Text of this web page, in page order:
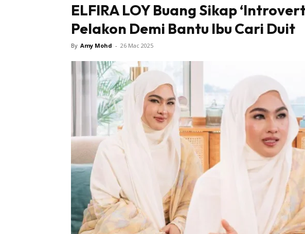
Tampil #1 on top
ELFIRA LOY Buang Sikap
Pelakon Demi Bantu Ibu Cari Duit
By Amy Mohd - 26 Mac 2025